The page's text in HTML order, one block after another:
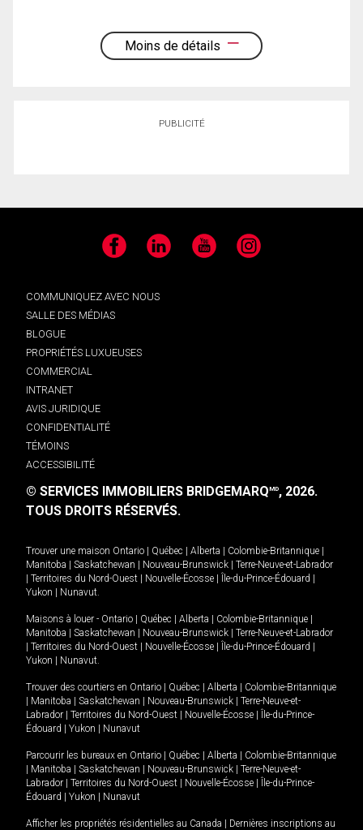
Moins de détails
PUBLICITÉ
Facebook LinkedIn YouTube Instagram
COMMUNIQUEZ AVEC NOUS
SALLE DES MÉDIAS
BLOGUE
PROPRIÉTÉS LUXUEUSES
COMMERCIAL
INTRANET
AVIS JURIDIQUE
CONFIDENTIALITÉ
TÉMOINS
ACCESSIBILITÉ
© SERVICES IMMOBILIERS BRIDGEMARQMD, 2026.
TOUS DROITS RÉSERVÉS.
Trouver une maison Ontario Québec Alberta Colombie-Britannique
Manitoba
Saskatchewan Nouveau-Brunswick
Terre-Neuve-et-Labrador
Territoires du Nord-Ouest Nouvelle-Écosse Île-du-Prince-Édouard
Yukon
Nunavut.
Maisons à louer - Ontario Québec Alberta Colombie-Britannique
Manitoba
Saskatchewan Nouveau-Brunswick
Terre-Neuve-et-Labrador
Territoires du Nord-Ouest Nouvelle-Écosse Île-du-Prince-Édouard
Yukon
Nunavut.
Trouver des courtiers en Ontario Québec Alberta
Colombie-Britannique
Manitoba Saskatchewan Nouveau-Brunswick
Terre-Neuve-et-
Labrador
Territoires du Nord-Ouest Nouvelle-Écosse
Île-du-Prince-
Édouard
Yukon Nunavut
Parcourir les bureaux en Ontario Québec Alberta
Colombie-Britannique
Manitoba Saskatchewan Nouveau-Brunswick
Terre-Neuve-et-
Labrador
Territoires du Nord-Ouest Nouvelle-Écosse
Île-du-Prince-
Édouard
Yukon Nunavut
Afficher les propriétés résidentielles au Canada
Dernières inscriptions au